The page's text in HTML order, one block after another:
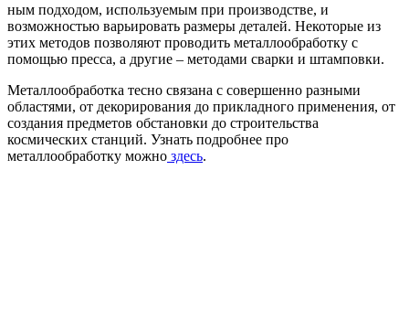
ным подходом, используемым при производстве, и
возможностью варьировать размеры деталей. Некоторые из
этих методов позволяют проводить металлообработку с
помощью пресса, а другие – методами сварки и штамповки.
Металлообработка тесно связана с совершенно разными
областями, от декорирования до прикладного применения, от
создания предметов обстановки до строительства
космических станций. Узнать подробнее про
металлообработку можно здесь.